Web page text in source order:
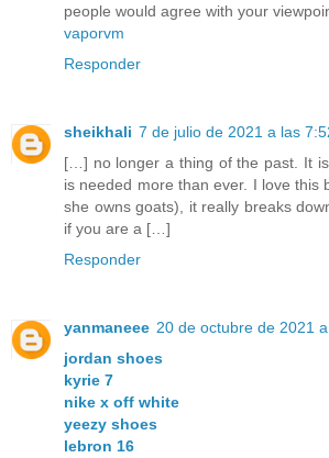
people would agree with your
vaporvm
Responder
sheikhali 7 de julio de 2021 a las
[…] no longer a thing of the past. It
is needed more than ever. I love this
she owns goats), it really breaks
if you are a […]
Responder
yanmaneee 20 de octubre de 2021 a
jordan shoes
kyrie 7
nike x off white
yeezy shoes
lebron 16